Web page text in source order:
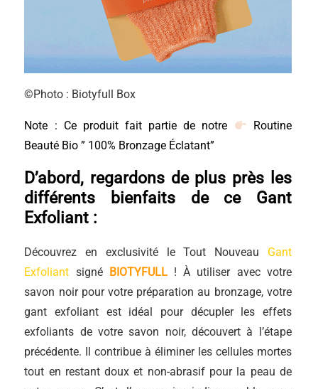
©Photo : Biotyfull Box
Note : Ce produit fait partie de notre
Routine
Beauté Bio ” 100% Bronzage Éclatant”
D’abord, regardons de plus près les
différents bienfaits de ce
Gant
Exfoliant :
Découvrez en exclusivité le Tout Nouveau Gant
Exfoliant signé BIOTYFULL! À utiliser avec votre
savon noir pour votre préparation au bronzage, votre
gant exfoliant est idéal pour décupler les effets
exfoliants de votre savon noir, découvert à l’étape
précédente. Il contribue à éliminer les cellules mortes
tout en restant doux et non-abrasif pour la peau de